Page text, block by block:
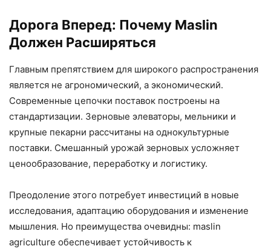
Дорога Вперед: Почему Maslin
Должен Расширяться
Главным препятствием для широкого распространения
является не агрономический, а экономический.
Современные цепочки поставок построены на
стандартизации. Зерновые элеваторы, мельники и
крупные пекарни рассчитаны на однокультурные
поставки. Смешанный урожай зерновых усложняет
ценообразование, переработку и логистику.
Преодоление этого потребует инвестиций в новые
исследования, адаптацию оборудования и изменение
мышления. Но преимущества очевидны: maslin
agriculture обеспечивает устойчивость к